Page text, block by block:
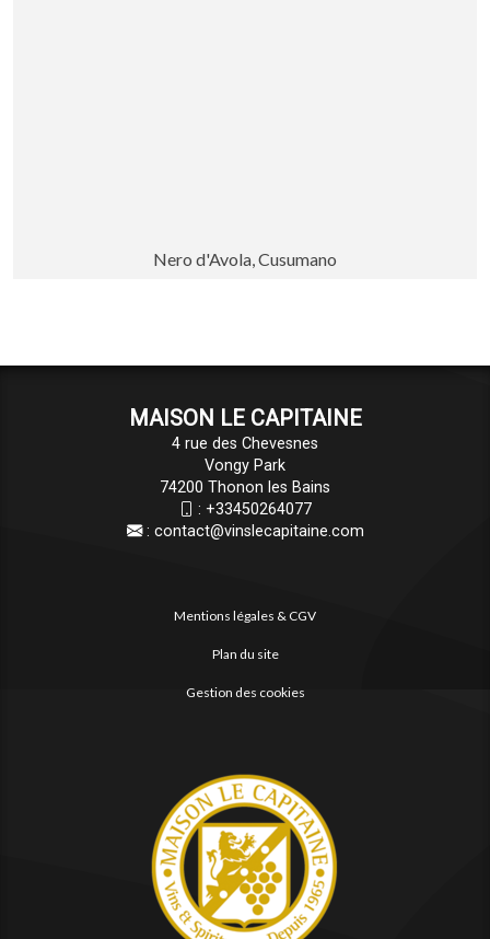
Nero d'Avola, Cusumano
MAISON LE CAPITAINE
4 rue des Chevesnes
Vongy Park
74200 Thonon les Bains
: +33450264077
: contact@vinslecapitaine.com
Mentions légales & CGV
Plan du site
Gestion des cookies